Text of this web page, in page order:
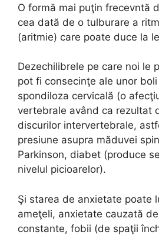
O formă mai puţin frecevntă
cea dată de o tulburare a
(aritmie) care poate duce la
Dezechilibrele pe care noi le
pot fi consecinţe ale unor
spondiloza cervicală (o
vertebrale având ca rezultat
discurilor intervertebrale,
presiune asupra măduvei
Parkinson, diabet (produce
nivelul picioarelor).
Şi starea de anxietate poate
ameţeli, anxietate cauzată
constante, fobii (de spaţii